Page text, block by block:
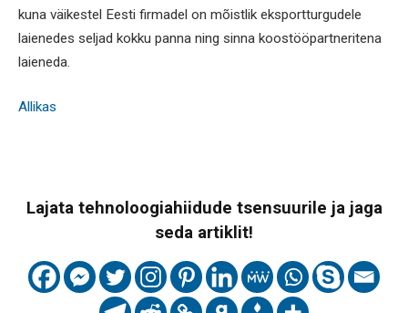
kuna väikestel Eesti firmadel on mõistlik eksportturgudele
laienedes seljad kokku panna ning sinna koostööpartneritena
laieneda.
Allikas
Lajata tehnoloogiahiidude tsensuurile ja jaga
seda artiklit!